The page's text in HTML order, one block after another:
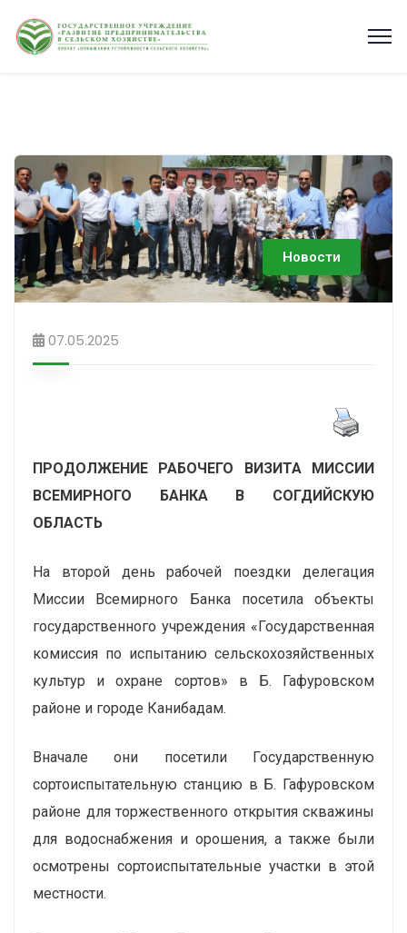
Новости
07.05.2025
ПРОДОЛЖЕНИЕ РАБОЧЕГО ВИЗИТА МИССИИ
ВСЕМИРНОГО БАНКА В СОГДИЙСКУЮ
ОБЛАСТЬ
На второй день рабочей поездки делегация
Миссии Всемирного Банка посетила объекты
государственного учреждения «Государственная
комиссия по испытанию сельскохозяйственных
культур и охране сортов» в Б. Гафуровском
районе и городе Канибадам.
Вначале они посетили Государственную
сортоиспытательную станцию в Б. Гафуровском
районе для торжественного открытия скважины
для водоснабжения и орошения, а также были
осмотрены сортоиспытательные участки в этой
местности.